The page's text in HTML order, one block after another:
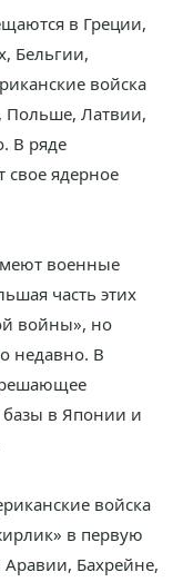
в Греции,
Бельгии,
войска
Польше, Латвии,
В ряде
ядерное
военные
часть этих
войны», но
недавно. В
в Японии и
войска
в первую
Аравии, Бахрейне,